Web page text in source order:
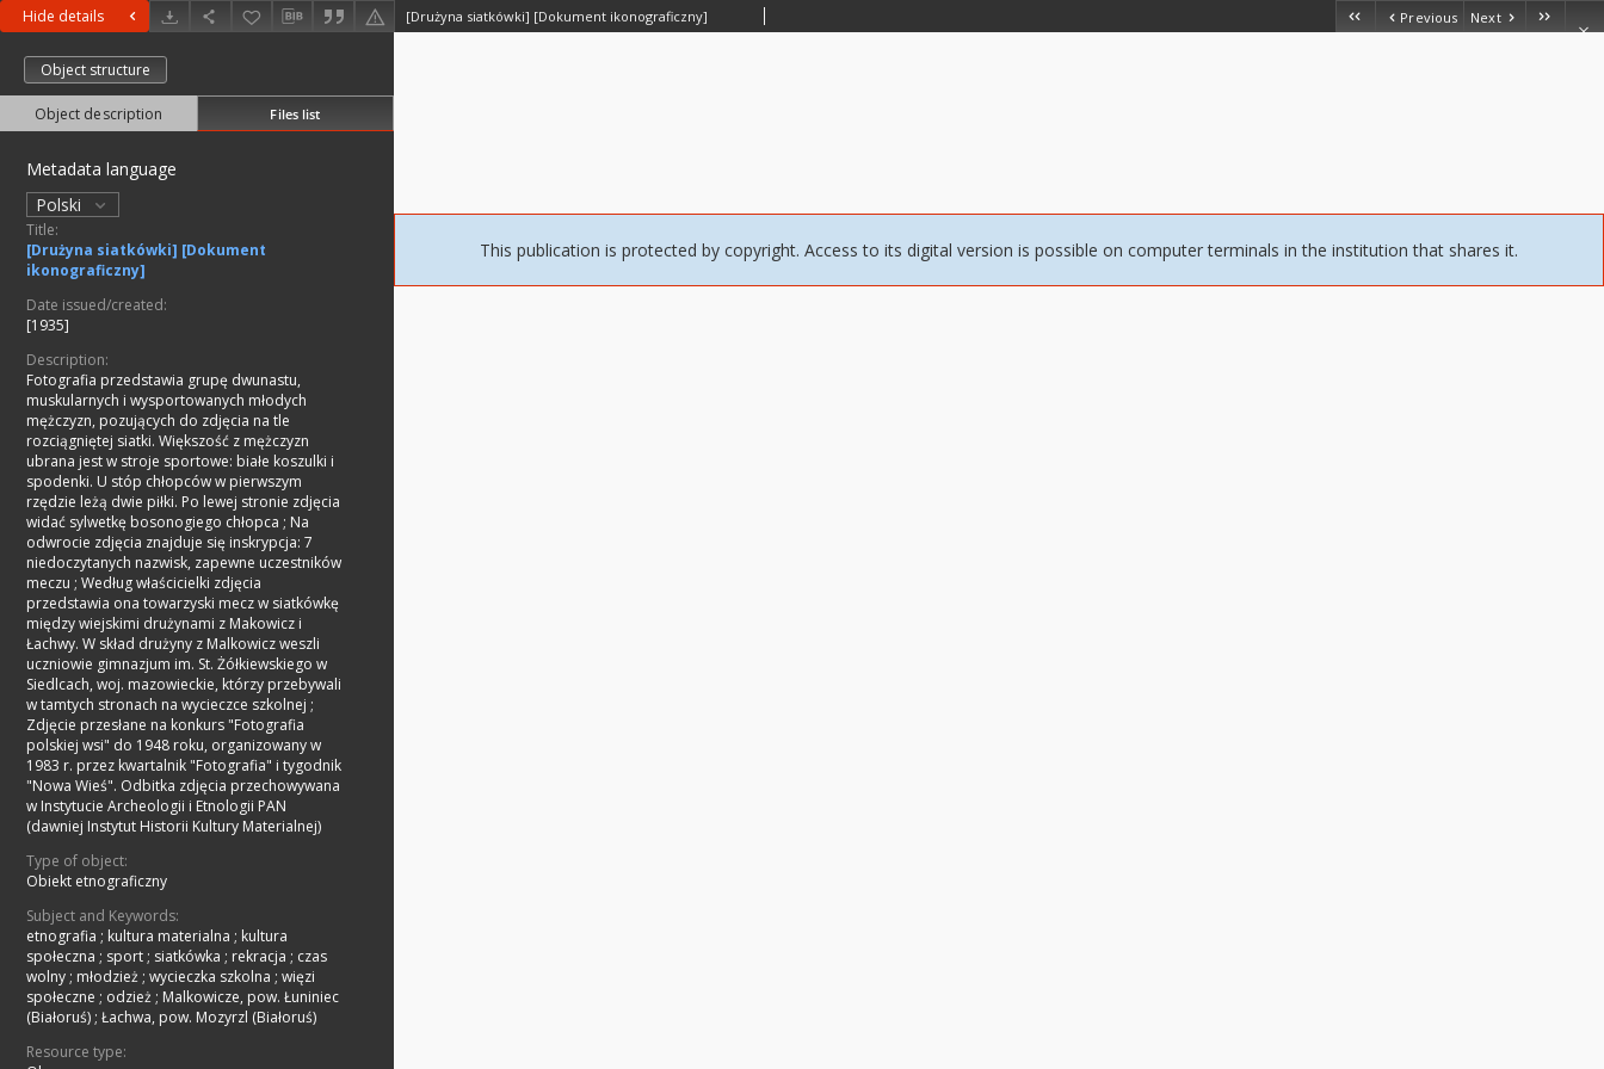
Hide details [Drużyna siatkówki] [Dokument ikonograficzny] Previous Next
Object structure
Object description Files list
Metadata language
Polski
Title:
[Drużyna siatkówki] [Dokument
ikonograficzny]
Date issued/created:
[1935]
Description:
Fotografia przedstawia grupę dwunastu,
muskularnych i wysportowanych młodych
mężczyzn, pozujących do zdjęcia na tle
rozciągniętej siatki. Większość z mężczyzn
ubrana jest w stroje sportowe: białe koszulki i
spodenki. U stóp chłopców w pierwszym
rzędzie leżą dwie piłki. Po lewej stronie zdjęcia
widać sylwetkę bosonogiego chłopca ; Na
odwrocie zdjęcia znajduje się inskrypcja: 7
niedoczytanych nazwisk, zapewne uczestników
meczu ; Według właścicielki zdjęcia
przedstawia ona towarzyski mecz w siatkówkę
między wiejskimi drużynami z Makowicz i
Łachwy. W skład drużyny z Malkowicz weszli
uczniowie gimnazjum im. St. Żółkiewskiego w
Siedlcach, woj. mazowieckie, którzy przebywali
w tamtych stronach na wycieczce szkolnej ;
Zdjęcie przesłane na konkurs "Fotografia
polskiej wsi" do 1948 roku, organizowany w
1983 r. przez kwartalnik "Fotografia" i tygodnik
"Nowa Wieś". Odbitka zdjęcia przechowywana
w Instytucie Archeologii i Etnologii PAN
(dawniej Instytut Historii Kultury Materialnej)
Type of object:
Obiekt etnograficzny
Subject and Keywords:
etnografia ; kultura materialna ; kultura
społeczna ; sport ; siatkówka ; rekracja ; czas
wolny ; młodzież ; wycieczka szkolna ; więzi
społeczne ; odzież ; Malkowicze, pow. Łuniniec
(Białoruś) ; Łachwa, pow. Mozyrzl (Białoruś)
Resource type:
This publication is protected by copyright. Access to its digital version is possible on computer terminals in the institution that shares it.